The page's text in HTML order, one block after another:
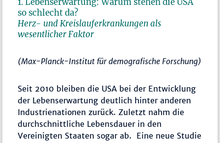
so schlecht da?
Herz- und Kreislauferkrankungen als
wesentlicher Faktor
(Max-Planck-Institut für demografische Forschung)
Seit 2010 bleiben die USA bei der Entwicklung
der Lebenserwartung deutlich hinter anderen
Industrienationen zurück. Zuletzt nahm die
durchschnittliche Lebensdauer in den
Vereinigten Staaten sogar ab. Eine neue Studie